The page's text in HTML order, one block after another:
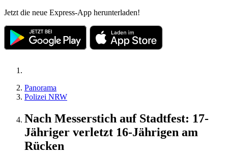
Jetzt die neue Express-App herunterladen!
Panorama
Polizei NRW
Nach Messerstich auf Stadtfest: 17-
Jähriger verletzt 16-Jährigen am
Rücken